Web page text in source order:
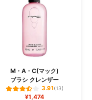
M・A・C(マック)
ブラシ クレンザー
3.91(13)
¥1,474